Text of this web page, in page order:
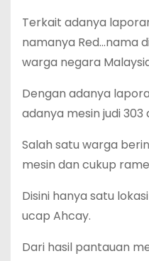
Terkait adanya
namanya Red…nama
warga negara
Dengan adanya
adanya mesin judi
Salah satu warga
mesin dan cukup
Disini hanya satu
ucap Ahcay.
Dari hasil pantauan